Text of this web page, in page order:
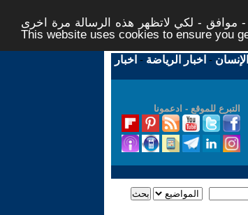
موافق - لكي لاتظهر هذه الرسالة مرة اخرى -
This website uses cookies to ensure you
- اخبار الرياضة - اخبار
التبرع للموقع - ادعمونا